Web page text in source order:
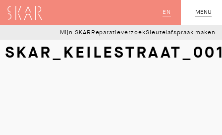
MENU
SLUIT
EN
SKAR
Mijn SKAR ReparatieverzoekSleutelafspraak maken